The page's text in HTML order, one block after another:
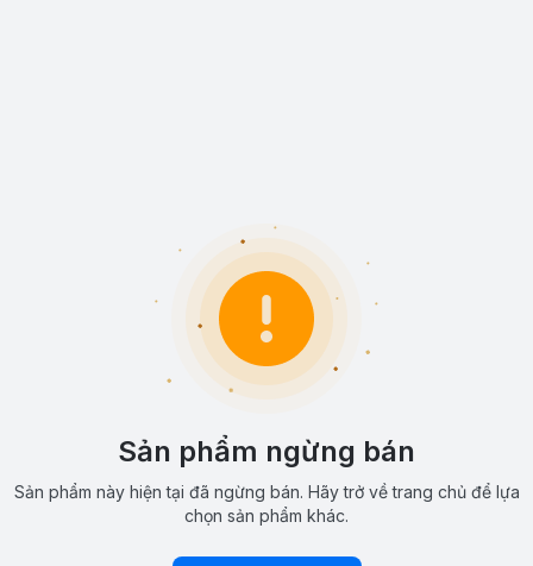
Sản phẩm ngừng bán
Sản phẩm này hiện tại đã ngừng bán. Hãy trở về trang chủ để lựa
chọn sản phẩm khác.